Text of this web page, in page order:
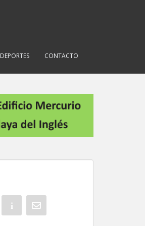
DEPORTES CONTACTO